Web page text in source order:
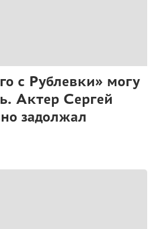
с Рублевки» могу
Актер Сергей
задолжал